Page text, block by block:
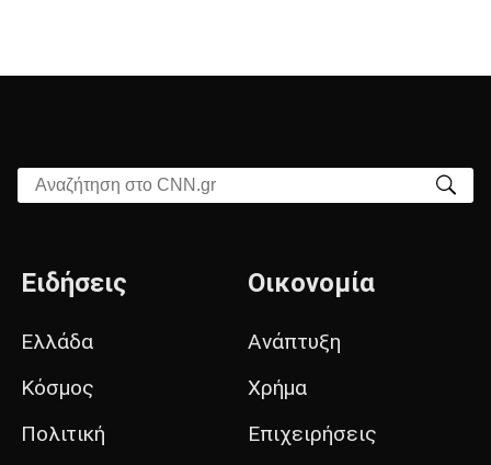
Αναζήτηση στο CNN.gr
Ειδήσεις
Ελλάδα
Κόσμος
Πολιτική
Οικονομία
Ανάπτυξη
Χρήμα
Επιχειρήσεις